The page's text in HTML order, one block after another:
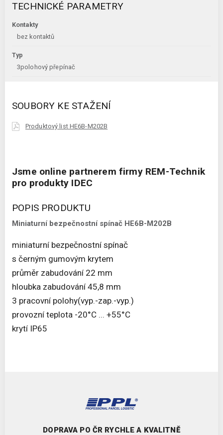
TECHNICKÉ PARAMETRY
Kontakty
bez kontaktů
Typ
3polohový přepínač
SOUBORY KE STAŽENÍ
Produktový list HE6B-M202B
Jsme online partnerem firmy REM-Technik
pro produkty IDEC
POPIS PRODUKTU
Miniaturní bezpečnostní spínač HE6B-M202B
miniaturní bezpečnostní spínač
s černým gumovým krytem
průměr zabudování 22 mm
hloubka zabudování 45,8 mm
3 pracovní polohy(vyp.-zap.-vyp.)
provozní teplota -20°C ... +55°C
krytí IP65
DOPRAVA PO ČR RYCHLE A KVALITNĚ